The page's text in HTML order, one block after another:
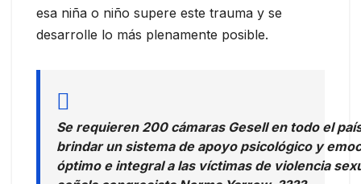
esa niña o niño supere este trauma y se
desarrolle lo más plenamente posible.
Se requieren 200 cámaras Gesell en todo el
brindar un sistema de apoyo psicológico y
óptimo e integral a las víctimas de violencia